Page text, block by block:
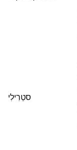
סטֵרִילִי